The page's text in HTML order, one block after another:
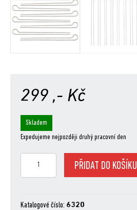
299 ,- Kč
Skladem
Expedujeme nejpozději druhý pracovní den
ks
PŘIDAT DO KOŠÍKU
Katalogové číslo: 6320